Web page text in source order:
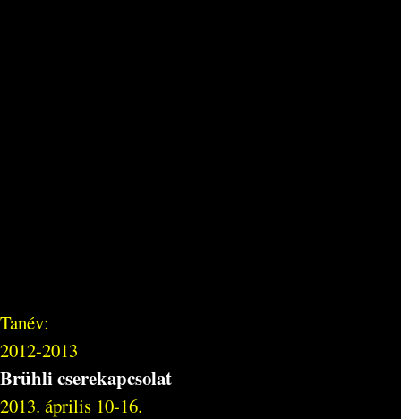
Tanév:
2012-2013
Brühli cserekapcsolat
2013. április 10-16.